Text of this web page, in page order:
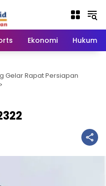
Ekonomi Hukum
Gelar Rapat Persiapan